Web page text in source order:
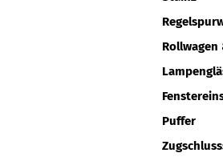
Rollwagen
Puffer